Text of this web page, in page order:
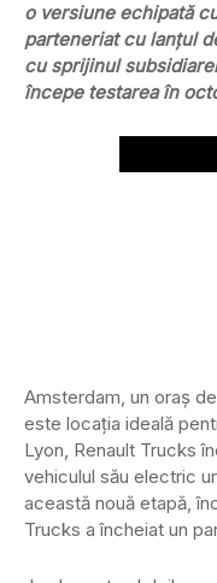
o versiune echipată
parteneriat cu lanțul
cu sprijinul
începe testarea în
Amsterdam, un oraș
este locația ideală
Lyon, Renault Trucks
vehiculul său electric
această nouă etapă,
Trucks a încheiat un